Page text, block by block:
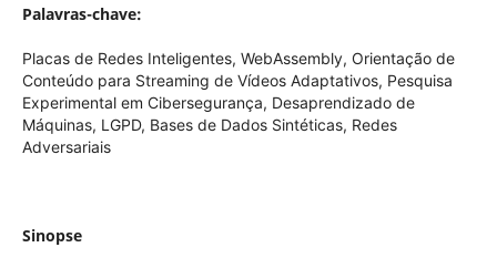
Palavras-chave:
Placas de Redes Inteligentes, WebAssembly, Orientação de
Conteúdo para Streaming de Vídeos Adaptativos, Pesquisa
Experimental em Cibersegurança, Desaprendizado de
Máquinas, LGPD, Bases de Dados Sintéticas, Redes
Adversariais
Sinopse